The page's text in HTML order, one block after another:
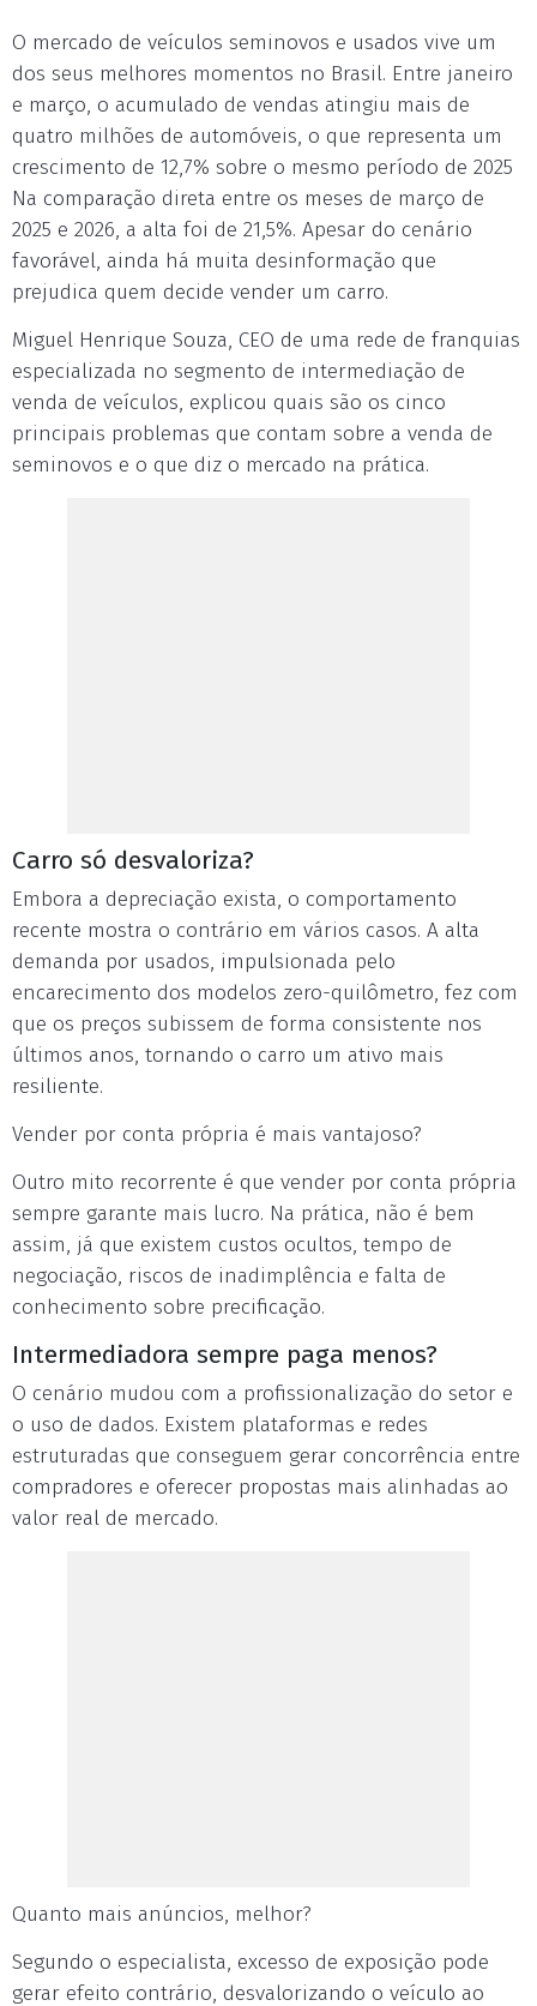
O mercado de veículos seminovos e usados vive um
dos seus melhores momentos no Brasil. Entre janeiro
e março, o acumulado de vendas atingiu mais de
quatro milhões de automóveis, o que representa um
crescimento de 12,7% sobre o mesmo período de 2025
Na comparação direta entre os meses de março de
2025 e 2026, a alta foi de 21,5%. Apesar do cenário
favorável, ainda há muita desinformação que
prejudica quem decide vender um carro.
Miguel Henrique Souza, CEO de uma rede de franquias
especializada no segmento de intermediação de
venda de veículos, explicou quais são os cinco
principais problemas que contam sobre a venda de
seminovos e o que diz o mercado na prática.
Carro só desvaloriza?
Embora a depreciação exista, o comportamento
recente mostra o contrário em vários casos. A alta
demanda por usados, impulsionada pelo
encarecimento dos modelos zero-quilômetro, fez com
que os preços subissem de forma consistente nos
últimos anos, tornando o carro um ativo mais
resiliente.
Vender por conta própria é mais vantajoso?
Outro mito recorrente é que vender por conta própria
sempre garante mais lucro. Na prática, não é bem
assim, já que existem custos ocultos, tempo de
negociação, riscos de inadimplência e falta de
conhecimento sobre precificação.
Intermediadora sempre paga menos?
O cenário mudou com a profissionalização do setor e
o uso de dados. Existem plataformas e redes
estruturadas que conseguem gerar concorrência entre
compradores e oferecer propostas mais alinhadas ao
valor real de mercado.
Quanto mais anúncios, melhor?
Segundo o especialista, excesso de exposição pode
gerar efeito contrário, desvalorizando o veículo ao